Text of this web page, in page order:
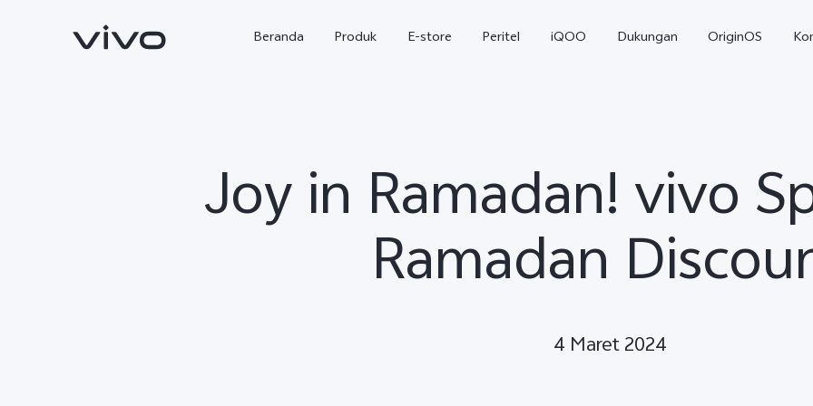
Beranda Produk E-store Peritel iQOO Dukungan OriginOS
Joy in Ramadan! vivo
Ramadan
4 Maret 2024